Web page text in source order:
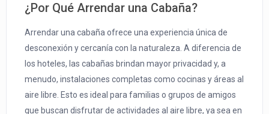
¿Por Qué Arrendar una Cabaña?
Arrendar una cabaña ofrece una experiencia única de
desconexión y cercanía con la naturaleza. A diferencia de
los hoteles, las cabañas brindan mayor privacidad y, a
menudo, instalaciones completas como cocinas y áreas al
aire libre. Esto es ideal para familias o grupos de amigos
que buscan disfrutar de actividades al aire libre, ya sea en